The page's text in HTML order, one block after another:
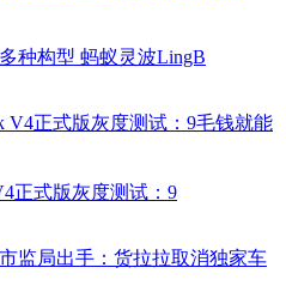
种构型 蚂蚁灵波LingB
正式版灰度测试：9